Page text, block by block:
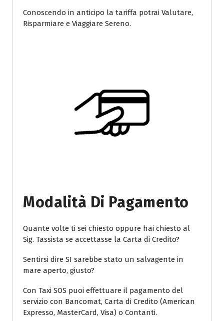
Conoscendo in anticipo la tariffa potrai Valutare,
Risparmiare e Viaggiare Sereno.
Modalità Di Pagamento
Quante volte ti sei chiesto oppure hai chiesto al
Sig. Tassista se accettasse la Carta di Credito?
Sentirsi dire SI sarebbe stato un salvagente in
mare aperto, giusto?
Con Taxi SOS puoi effettuare il pagamento del
servizio con Bancomat, Carta di Credito (American
Expresso, MasterCard, Visa) o Contanti.